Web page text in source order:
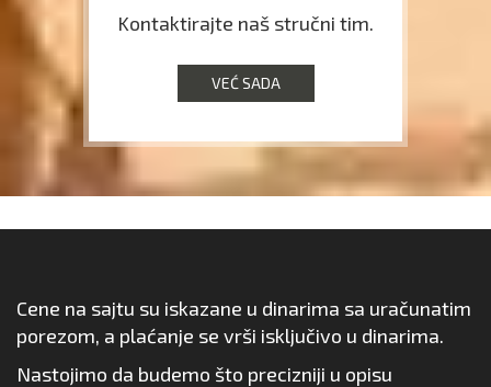
Kontaktirajte naš stručni tim.
VEĆ SADA
Cene na sajtu su iskazane u dinarima sa uračunatim
porezom, a plaćanje se vrši isključivo u dinarima.
Nastojimo da budemo što precizniji u opisu